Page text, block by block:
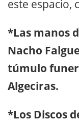
este espacio,
*Las manos
Nacho
túmulo
Algeciras.
*Los Discos